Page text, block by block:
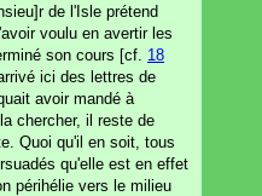
de l'Isle prétend
voulu en avertir les
son cours [cf. 18
ici des lettres de
avoir mandé à
chercher, il reste de
Quoi qu'il en soit, tous
qu'elle est en effet
périhélie vers le milieu